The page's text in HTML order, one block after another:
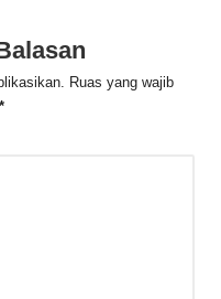
Ruas yang wajib
*